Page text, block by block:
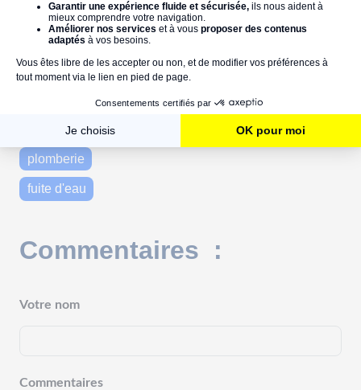
plomberie.ooreka.fr
iSi-Sanitaire.fr
Grohe.fr
mitigeur
plomberie
fuite d'eau
Commentaires :
Votre nom
Commentaires